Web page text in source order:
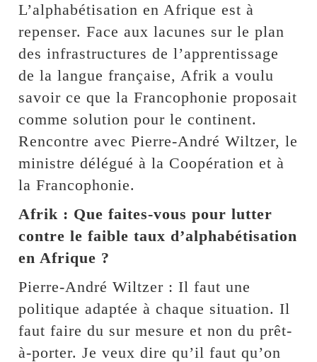
L’alphabétisation en Afrique est à
repenser. Face aux lacunes sur le plan
des infrastructures de l’apprentissage
de la langue française, Afrik a voulu
savoir ce que la Francophonie proposait
comme solution pour le continent.
Rencontre avec Pierre-André Wiltzer, le
ministre délégué à la Coopération et à
la Francophonie.
Afrik : Que faites-vous pour lutter
contre le faible taux d’alphabétisation
en Afrique ?
Pierre-André Wiltzer : Il faut une
politique adaptée à chaque situation. Il
faut faire du sur mesure et non du prêt-
à-porter. Je veux dire qu’il faut qu’on